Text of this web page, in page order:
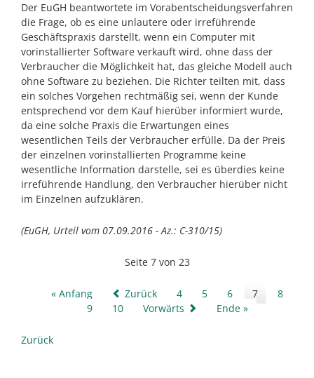
Der EuGH beantwortete im Vorabentscheidungsverfahren
die Frage, ob es eine unlautere oder irreführende
Geschäftspraxis darstellt, wenn ein Computer mit
vorinstallierter Software verkauft wird, ohne dass der
Verbraucher die Möglichkeit hat, das gleiche Modell auch
ohne Software zu beziehen. Die Richter teilten mit, dass
ein solches Vorgehen rechtmäßig sei, wenn der Kunde
entsprechend vor dem Kauf hierüber informiert wurde,
da eine solche Praxis die Erwartungen eines
wesentlichen Teils der Verbraucher erfülle. Da der Preis
der einzelnen vorinstallierten Programme keine
wesentliche Information darstelle, sei es überdies keine
irreführende Handlung, den Verbraucher hierüber nicht
im Einzelnen aufzuklären.
(EuGH, Urteil vom 07.09.2016 - Az.: C-310/15)
Seite 7 von 23
« Anfang Zurück 4 5 6 7
8
9
10 Vorwärts Ende »
Zurück